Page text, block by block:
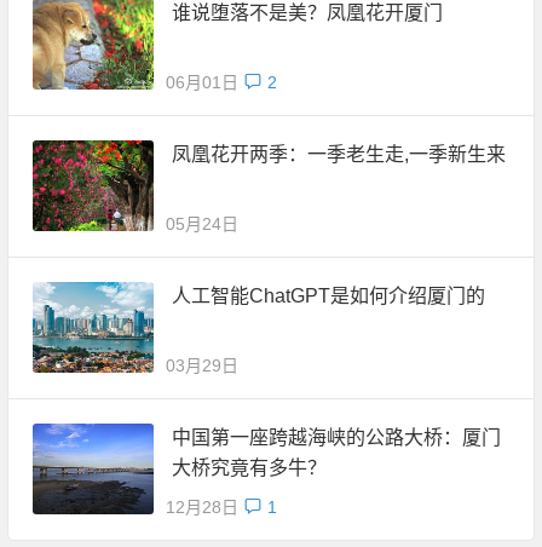
谁说堕落不是美？凤凰花开厦门
06月01日 2
凤凰花开两季：一季老生走,一季新生来
05月24日
人工智能ChatGPT是如何介绍厦门的
03月29日
中国第一座跨越海峡的公路大桥：厦门
大桥究竟有多牛？
12月28日 1